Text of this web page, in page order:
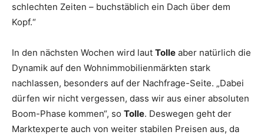
schlechten Zeiten – buchstäblich ein Dach über dem
Kopf.“
In den nächsten Wochen wird laut Tolle aber natürlich die
Dynamik auf den Wohnimmobilienmärkten stark
nachlassen, besonders auf der Nachfrage-Seite. „Dabei
dürfen wir nicht vergessen, dass wir aus einer absoluten
Boom-Phase kommen“, so Tolle. Deswegen geht der
Marktexperte auch von weiter stabilen Preisen aus, da